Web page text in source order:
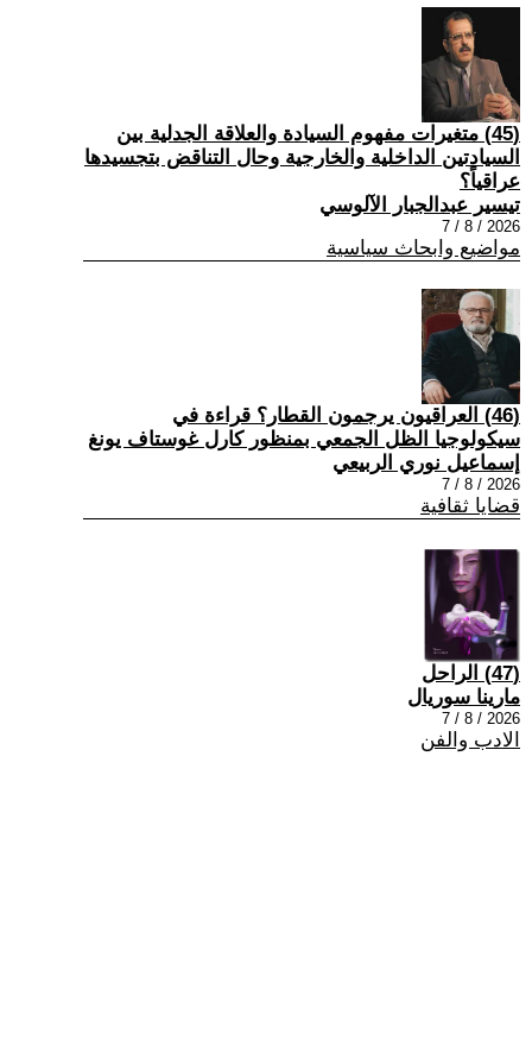
(45) متغيرات مفهوم السيادة والعلاقة الجدلية بين
السيادتين الداخلية والخارجية وحال التناقض بتجسيدها
عراقياً؟
تيسير عبدالجبار الآلوسي
2026 / 8 / 7
مواضيع وابحاث سياسية
(46) العراقيون يرجمون القطار؟ قراءة في
سيكولوجيا الظل الجمعي بمنظور كارل غوستاف يونغ
إسماعيل نوري الربيعي
2026 / 8 / 7
قضايا ثقافية
(47) الراحل
مارينا سوريال
2026 / 8 / 7
الادب والفن